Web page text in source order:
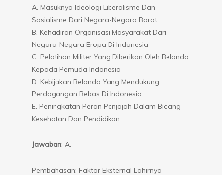
A. Masuknya Ideologi Liberalisme Dan
Sosialisme Dari Negara-Negara Barat
B. Kehadiran Organisasi Masyarakat Dari
Negara-Negara Eropa Di Indonesia
C. Pelatihan Militer Yang Diberikan Oleh Belanda
Kepada Pemuda Indonesia
D. Kebijakan Belanda Yang Mendukung
Perdagangan Bebas Di Indonesia
E. Peningkatan Peran Penjajah Dalam Bidang
Kesehatan Dan Pendidikan
Jawaban: A.
Pembahasan: Faktor Eksternal Lahirnya